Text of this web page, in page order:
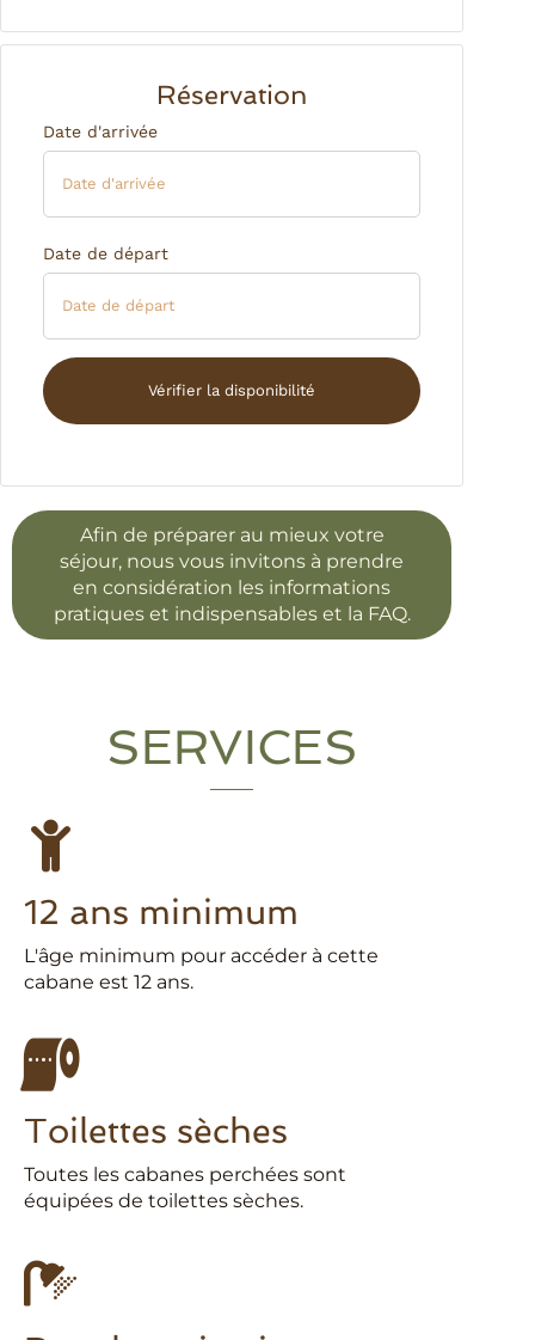
Réservation
Date d'arrivée
Date de départ
Afin de préparer au mieux votre
séjour, nous vous invitons à prendre
en considération les informations
pratiques et indispensableset la FAQ.
SERVICES
12 ans minimum
L'âge minimum pour accéder à cette
cabane est 12 ans.
Toilettes sèches
Toutes les cabanes perchées sont
équipées de toilettes sèches.